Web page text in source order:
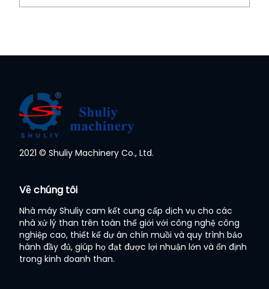
2021 © Shuliy Machinery Co., Ltd.
Về chúng tôi
Nhà máy Shuliy cam kết cung cấp dịch vụ cho các
nhà xử lý than trên toàn thế giới với công nghệ công
nghiệp cao, thiết kế dự án chín muồi và quy trình bảo
hành đầy đủ, giúp họ đạt được lợi nhuận lớn và ổn định
trong kinh doanh than.
Wechat